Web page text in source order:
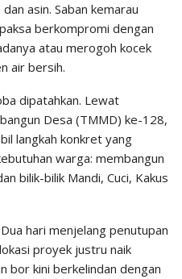
asin. Saban kemarau
berkompromi dengan
atau merogoh kocek
air bersih.
dipatahkan. Lewat
Desa (TMMD) ke-128,
langkah konkret yang
warga: membangun
bilik-bilik Mandi, Cuci, Kakus
hari menjelang penutupan
proyek justru naik
bor kini berkelindan dengan